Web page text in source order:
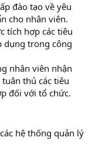
đào tạo về yêu
cho nhân viên.
tích hợp các tiêu
dụng trong công
nhân viên nhận
thủ các tiêu
đối với tổ chức.
hệ thống quản lý